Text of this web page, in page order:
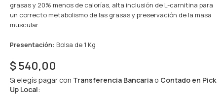
grasas y 20% menos de calorías, alta inclusión de L-carnitina para
un correcto metabolismo de las grasas y preservación de la masa
muscular.
Presentación: Bolsa de 1 Kg
$540,00
Si elegís pagar con Transferencia Bancaria o Contado en Pick
Up Local: